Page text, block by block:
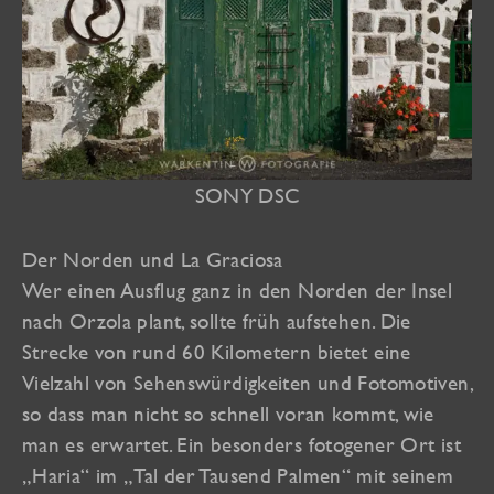
SONY DSC
Der Norden und La Graciosa
Wer einen Ausflug ganz in den Norden der Insel
nach Orzola plant, sollte früh aufstehen. Die
Strecke von rund 60 Kilometern bietet eine
Vielzahl von Sehenswürdigkeiten und Fotomotiven,
so dass man nicht so schnell voran kommt, wie
man es erwartet. Ein besonders fotogener Ort ist
„Haria“ im „Tal der Tausend Palmen“ mit seinem